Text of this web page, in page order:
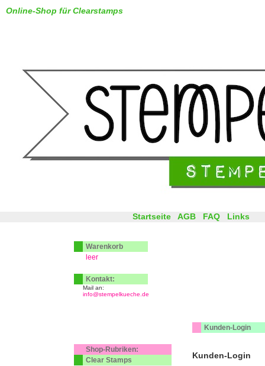
Online-Shop für Clearstamps
Kunden-Login
Kunden-Login
Startseite AGB FAQ Links
Warenkorb
leer
Kontakt:
Mail an:
info@stempelkueche.de
Shop-Rubriken:
Clear Stamps